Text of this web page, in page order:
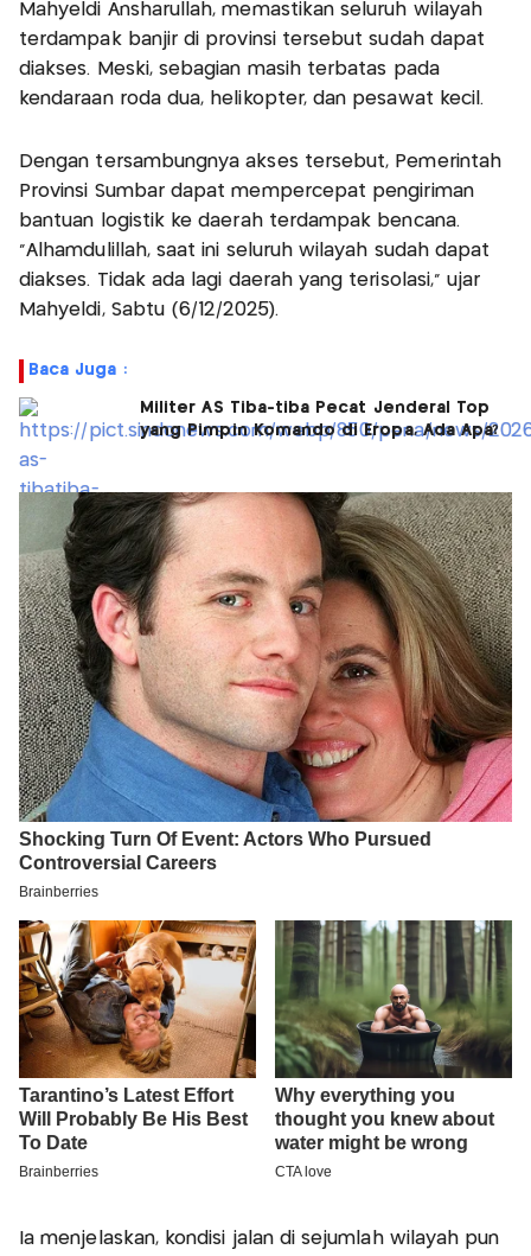
Mahyeldi Ansharullah, memastikan seluruh wilayah
terdampak banjir di provinsi tersebut sudah dapat
diakses. Meski, sebagian masih terbatas pada
kendaraan roda dua, helikopter, dan pesawat kecil.
Dengan tersambungnya akses tersebut, Pemerintah
Provinsi Sumbar dapat mempercepat pengiriman
bantuan logistik ke daerah terdampak bencana.
“Alhamdulillah, saat ini seluruh wilayah sudah dapat
diakses. Tidak ada lagi daerah yang terisolasi,” ujar
Mahyeldi, Sabtu (6/12/2025).
Baca Juga :
Militer AS Tiba-tiba Pecat Jenderal Top
yang Pimpin Komando di Eropa, Ada Apa?
Ia menjelaskan, kondisi jalan di sejumlah wilayah pun